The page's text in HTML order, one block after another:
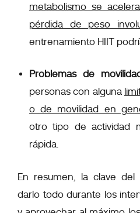
metabolismo se
pérdida de peso
entrenamiento HIIT
Problemas de
personas con alguna
o de movilidad en
otro tipo de actividad
rápida.
En resumen, la clave del
darlo todo durante los